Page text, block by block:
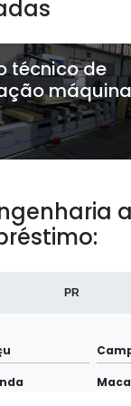
técnico de
PR